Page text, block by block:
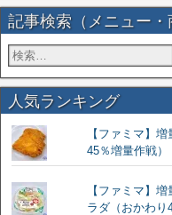
記事検索（メニュー・
人気ランキング
【ファミマ】
45％増量作戦）
【ファミマ】
ラダ（おかわり